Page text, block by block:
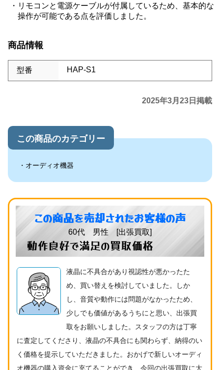
リモコンと電源ケーブルが付属しているため、基本的な
操作が可能である点を評価しました。
商品情報
型番 HAP-S1
2025年3月23日掲載
この商品のカテゴリー
オーディオ機器
この商品を売却されたお客様の声
60代 男性 [出張買取]
動作良好で満足の買取価格
液晶に不具合があり視認性が悪かったた
め、買い替えを検討していました。しか
し、音質や動作には問題がなかったため、
少しでも価値があるうちにと思い、出張買
取をお願いしました。スタッフの方は丁寧
に査定してくださり、液晶の不具合にも関わらず、納得のい
く価格を提示していただきました。おかげで新しいオーディ
オ機器の購入資金に充てることができ、今回の出張買取に大